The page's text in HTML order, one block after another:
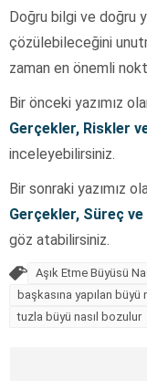
Doğru bilgi ve doğru
çözülebileceğini
zaman en önemli
Bir önceki yazımız
Gerçekler, Riskler
inceleyebilirsiniz.
Bir sonraki yazımız
Gerçekler, Süreç
göz atabilirsiniz.
Aşık Etme Büyüsü
başkasına yapılan büyü
tuzla büyü nasıl bozulur